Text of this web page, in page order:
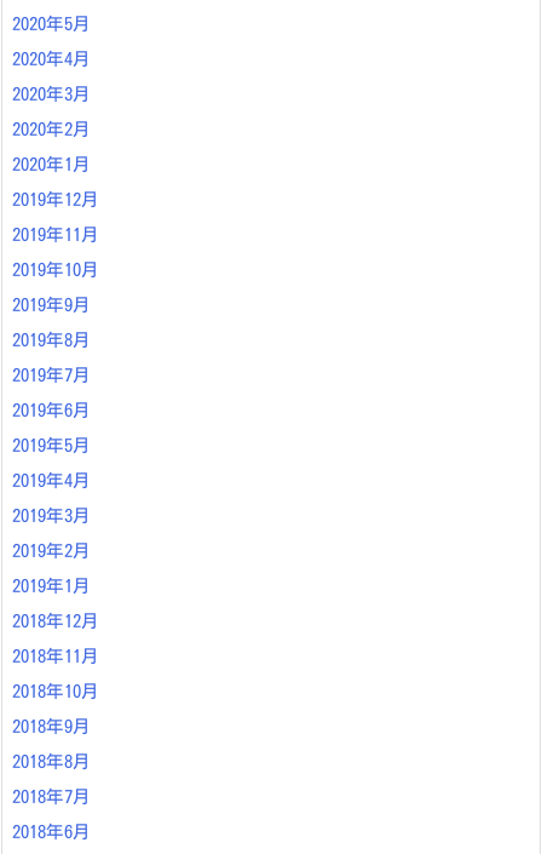
2020年5月
2020年4月
2020年3月
2020年2月
2020年1月
2019年12月
2019年11月
2019年10月
2019年9月
2019年8月
2019年7月
2019年6月
2019年5月
2019年4月
2019年3月
2019年2月
2019年1月
2018年12月
2018年11月
2018年10月
2018年9月
2018年8月
2018年7月
2018年6月